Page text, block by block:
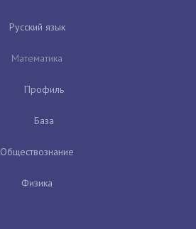
Русский язык
Математика
Профиль
База
Обществознание
Физика